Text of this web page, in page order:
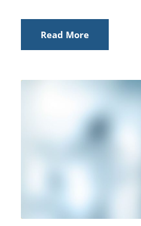
Read More